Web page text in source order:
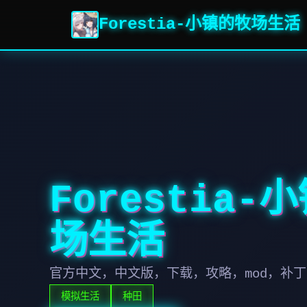
Forestia-小镇的牧场生活
Forestia-小
场生活
官方中文，中文版，下载，攻略，mod，补丁
模拟生活 种田